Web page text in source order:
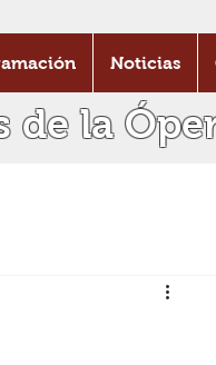
Noticias
de la